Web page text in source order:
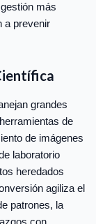
más
a prevenir
grandes
de
de imágenes
laboratorio
heredados
agiliza el
patrones, la